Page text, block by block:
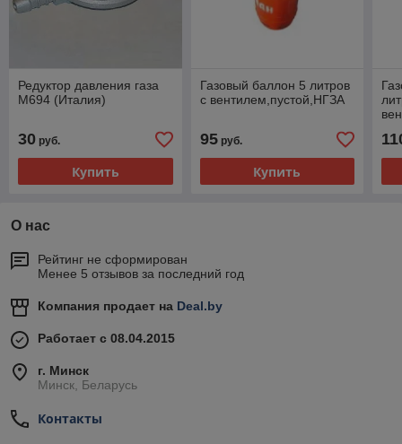
Редуктор давления газа
М694 (Италия)
30 руб.
Купить
Газовый баллон 5 литров
с вентилем,пустой,НГЗА
95руб.
Купить
О нас
Рейтинг не сформирован
Менее 5 отзывов за последний год
Компания продает на Deal.by
Работает с 08.04.2015
г. Минск
Минск, Беларусь
Контакты